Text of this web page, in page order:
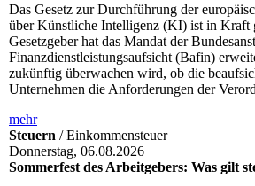
Das Gesetz zur Durchführung der
über Künstliche Intelligenz (KI) ist in Kraft
Gesetzgeber hat das Mandat der
Finanzdienstleistungsaufsicht (Bafin)
zukünftig überwachen wird, ob die
Unternehmen die Anforderungen der
mehr
Steuern / Einkommensteuer
Donnerstag, 06.08.2026
Sommerfest des Arbeitgebers: Was gilt